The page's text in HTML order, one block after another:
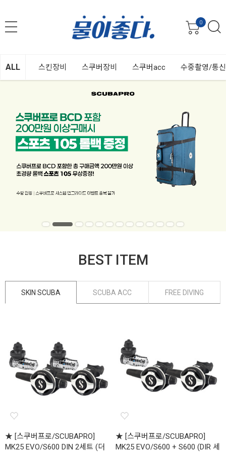
0
ALL 스킨장비 스쿠버장비 스쿠버acc 수중촬영/통
BEST ITEM
SKIN SCUBA SCUBA ACC FREE DIVING
★ [스쿠버프로/SCUBAPRO]
MK25 EVO/S600 DIN 2세트 (더
★ [스쿠버프로/SCUBAPRO]
MK25 EVO/S600 + S600 (DIR 세